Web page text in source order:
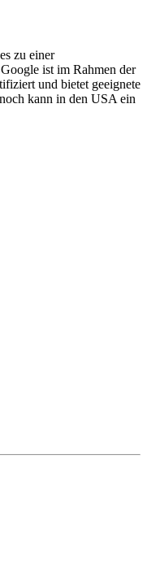
zu einer
ist im Rahmen der
und bietet geeignete
kann in den USA ein